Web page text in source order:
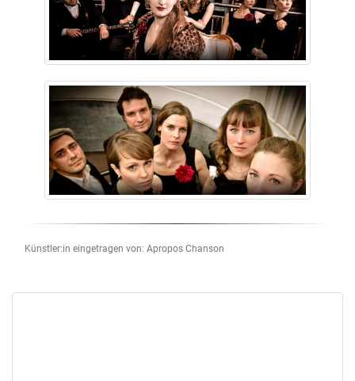
Künstler:in eingetragen von: Apropos Chanson